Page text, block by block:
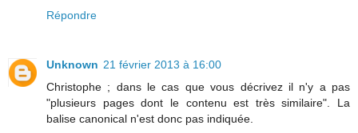
Répondre
Unknown 21 février 2013 à 16:00
Christophe ; dans le cas que vous décrivez il n'y a pas
"plusieurs pages dont le contenu est très similaire". La
balise canonical n'est donc pas indiquée.